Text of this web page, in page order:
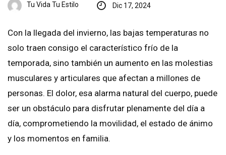
Tu Vida Tu Estilo Dic 17, 2024
Con la llegada del invierno, las bajas temperaturas no
solo traen consigo el característico frío de la
temporada, sino también un aumento en las molestias
musculares y articulares que afectan a millones de
personas. El dolor, esa alarma natural del cuerpo, puede
ser un obstáculo para disfrutar plenamente del día a
día, comprometiendo la movilidad, el estado de ánimo
y los momentos en familia.